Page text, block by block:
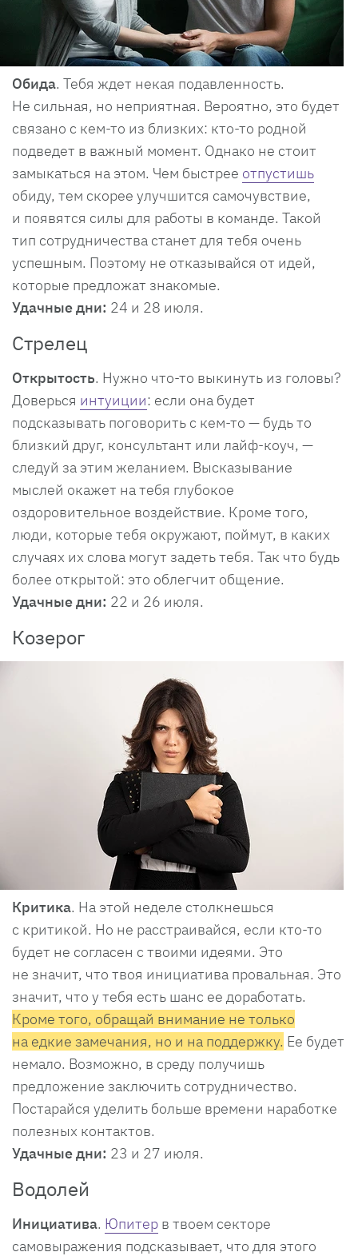
Обида. Тебя ждет некая подавленность.
Не сильная, но неприятная. Вероятно, это будет
связано с кем-то из близких: кто-то родной
подведет в важный момент. Однако не стоит
замыкаться на этом. Чем быстрее отпустишь
обиду, тем скорее улучшится самочувствие,
и появятся силы для работы в команде. Такой
тип сотрудничества станет для тебя очень
успешным. Поэтому не отказывайся от идей,
которые предложат знакомые.
Удачные дни: 24 и 28 июля.
Стрелец
Открытость. Нужно что-то выкинуть из головы?
Доверься интуиции: если она будет
подсказывать поговорить с кем-то — будь то
близкий друг, консультант или лайф-коуч, —
следуй за этим желанием. Высказывание
мыслей окажет на тебя глубокое
оздоровительное воздействие. Кроме того,
люди, которые тебя окружают, поймут, в каких
случаях их слова могут задеть тебя. Так что будь
более открытой: это облегчит общение.
Удачные дни: 22 и 26 июля.
Козерог
Критика. На этой неделе столкнешься
с критикой. Но не расстраивайся, если кто-то
будет не согласен с твоими идеями. Это
не значит, что твоя инициатива провальная. Это
значит, что у тебя есть шанс ее доработать.
Кроме того, обращай внимание не только
на едкие замечания, но и на поддержку. Ее будет
немало. Возможно, в среду получишь
предложение заключить сотрудничество.
Постарайся уделить больше времени наработке
полезных контактов.
Удачные дни: 23 и 27 июля.
Водолей​
Инициатива. Юпитер в твоем секторе
самовыражения подсказывает, что для этого